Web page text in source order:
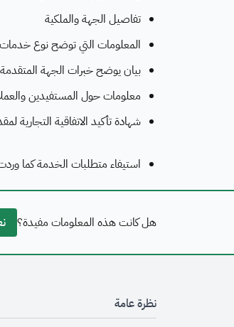
تفاصيل الجهة والملكية
المعلومات التي توضح نوع خدمات
بيان يوضح خبرات الجهة
معلومات حول المستفيدين
شهادة تأكيد الاتفاقية التجارية
استيفاء متطلبات الخدمة كما
هل كانت هذه المعلومات مفيدة؟
نظرة عامة